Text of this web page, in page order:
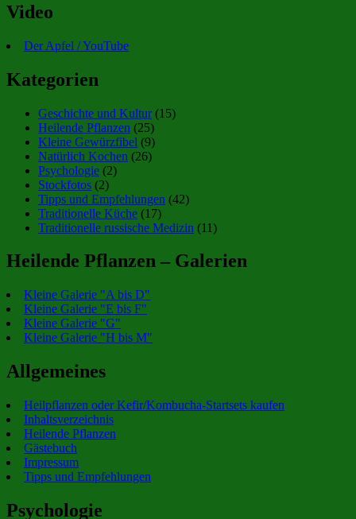
Video
Der Apfel / YouTube
Kategorien
Geschichte und Kultur(15)
Heilende Pflanzen (25)
Kleine Gewürzfibel (9)
Natürlich Kochen (26)
Psychologie (2)
Stockfotos (2)
Tipps und Empfehlungen (42)
Traditionelle Küche (17)
Traditionelle russische Medizin (11)
Heilende Pflanzen – Galerien
Kleine Galerie "A bis D"
Kleine Galerie "E bis F"
Kleine Galerie "G"
Kleine Galerie "H bis M"
Allgemeines
Heilpflanzen oder Kefir/Kombucha-Startsets kaufen
Inhaltsverzeichnis
Heilende Pflanzen
Gästebuch
Impressum
Tipps und Empfehlungen
Psychologie